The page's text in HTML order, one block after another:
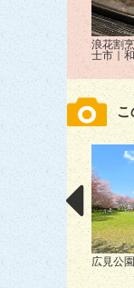
浪花割
士市｜
こ
広見公